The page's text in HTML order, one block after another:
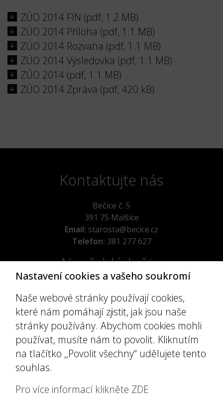
ZÚO 2014 FIN (pdf, 1.2 MB)
ZÚO 2014 Příloha (pdf, 1.1 MB)
ZÚO 2014 Rozvaha (pdf, 1.1 MB)
ZÚO 2014 Výsledovka (pdf, 1.1 MB)
ZÚO 2014 (pdf, 1.1 MB)
ZÚO 2014 Zpráva (pdf, 420 kB)
Kontaktujte nás
Bečice č. 5
391 75 Malšice
Email: starosta@becice.cz
Telefon: 381 277 627
Nepřehlédněte
Místní poplatky
Povinné informace
Prohlášení o přístupnosti
Užitečné odkazy
Úřední deska
Nastavení cookies a vašeho soukromí
Naše webové stránky používají cookies,
které nám pomáhají zjistit, jak jsou naše
stránky používány. Abychom cookies mohli
používat, musíte nám to povolit. Kliknutím
na tlačítko ,,Povolit všechny“ udělujete tento
souhlas.
Pro více informací klikněte ZDE